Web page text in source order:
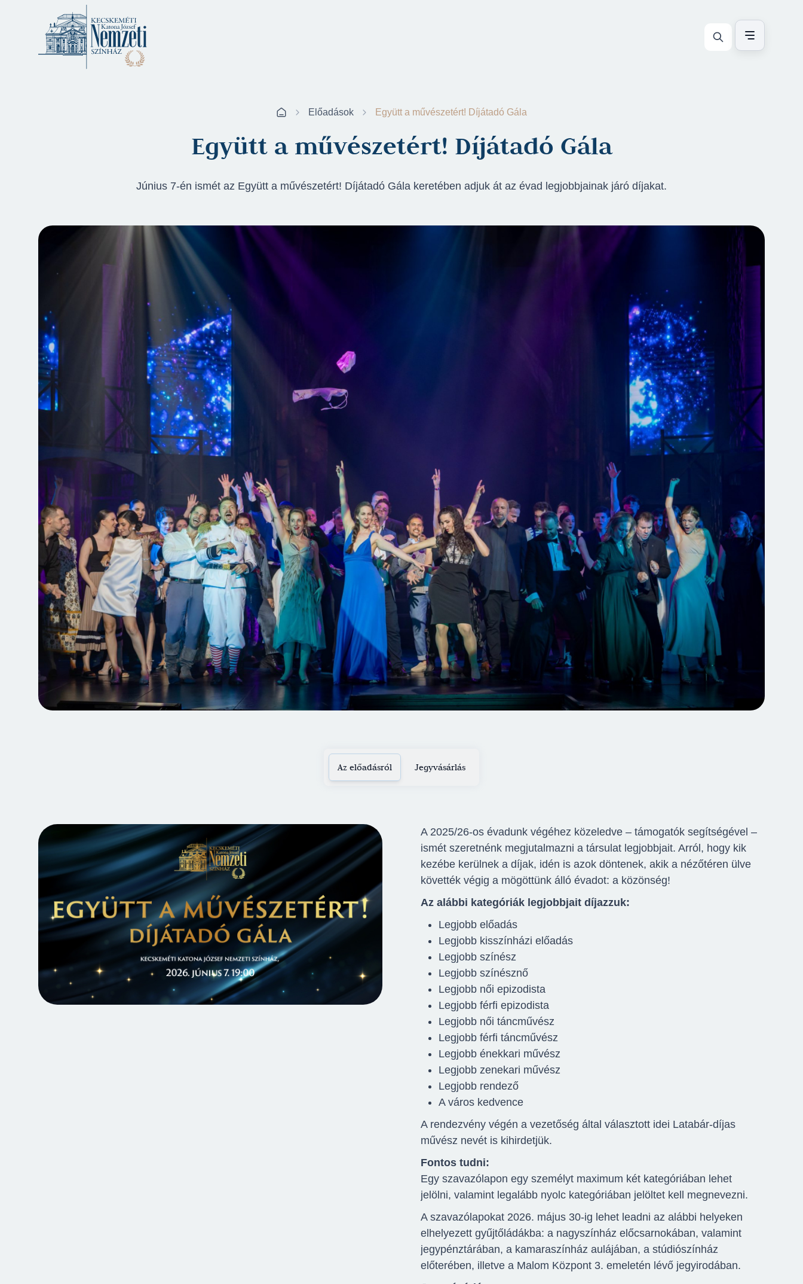
Előadások Együtt a művészetért! Díjátadó Gála
Együtt a művészetért! Díjátadó Gála
Június 7-én ismét az Együtt a művészetért! Díjátadó Gála keretében adjuk át az évad legjobbjainak járó díjakat.
Az előadásról Jegyvásárlás
A 2025/26-os évadunk végéhez közeledve – támogatók segítségével –
ismét szeretnénk megjutalmazni a társulat legjobbjait. Arról, hogy kik
kezébe kerülnek a díjak, idén is azok döntenek, akik a nézőtéren ülve
követték végig a mögöttünk álló évadot: a közönség!
Az alábbi kategóriák legjobbjait díjazzuk:
Legjobb előadás
Legjobb kisszínházi előadás
Legjobb színész
Legjobb színésznő
Legjobb női epizodista
Legjobb férfi epizodista
Legjobb női táncművész
Legjobb férfi táncművész
Legjobb énekkari művész
Legjobb zenekari művész
Legjobb rendező
A város kedvence
A rendezvény végén a vezetőség által választott idei Latabár-díjas
művész nevét is kihirdetjük.
Fontos tudni:
Egy szavazólapon egy személyt maximum két kategóriában lehet
jelölni, valamint legalább nyolc kategóriában jelöltet kell megnevezni.
A szavazólapokat 2026. május 30-ig lehet leadni az alábbi helyeken
elhelyezett gyűjtőládákba: a nagyszínház előcsarnokában, valamint
jegypénztárában, a kamaraszínház aulájában, a stúdiószínház
előterében, illetve a Malom Központ 3. emeletén lévő jegyirodában.